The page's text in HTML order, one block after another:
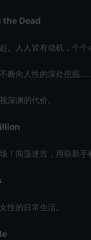
the Dead
。人人皆有动机，个个
断向人性的深处挖掘
深渊的代价。
！闯荡迷宫，用崭新
性的日常生活。